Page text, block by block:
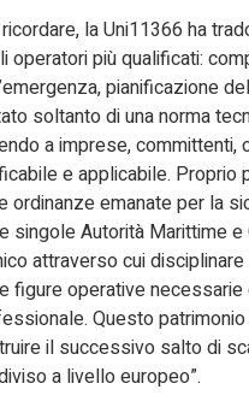
la Uni11366 ha
operatori più qualificati:
pianificazione
soltanto di una norma
a imprese, committenti,
e applicabile. Proprio
ordinanze emanate per la
singole Autorità Marittime
attraverso cui
figure operative necessarie
Questo
il successivo salto di
a livello europeo”.